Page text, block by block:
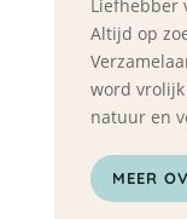
Liefhebber
Altijd op
word
natuur en
MEER